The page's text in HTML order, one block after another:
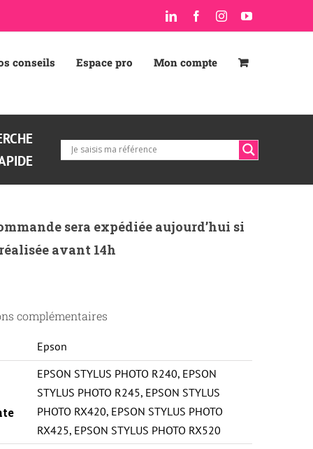
LinkedInFacebookInstagramYouTube
conseils Espace pro Mon compte
sera expédiée aujourd’hui si
avant 14h
complémentaires
Epson
EPSON STYLUS PHOTO R240, EPSON
STYLUS PHOTO R245, EPSON STYLUS
PHOTO RX420, EPSON STYLUS PHOTO
RX425, EPSON STYLUS PHOTO RX520